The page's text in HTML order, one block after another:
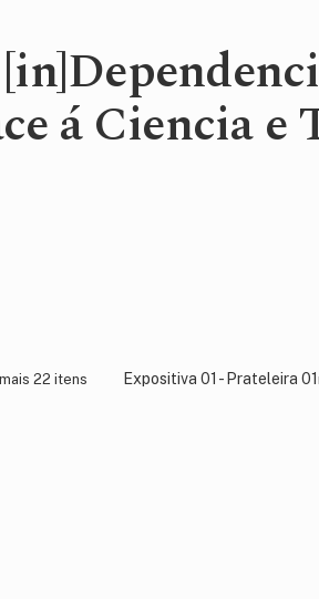
á Ciencia e
mais 22 itens Expositiva 01 - Prateleira 01